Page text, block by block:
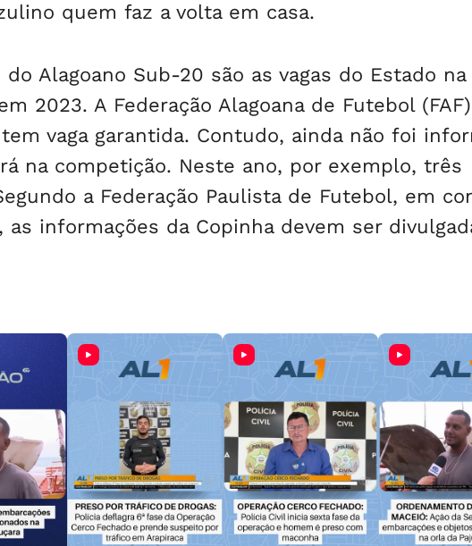
quem faz a volta em casa.
Alagoano Sub-20 são as vagas do Estado na
2023. A Federação Alagoana de Futebol
vaga garantida. Contudo, ainda não foi
na competição. Neste ano, por exemplo, três
a Federação Paulista de Futebol, em
, as informações da Copinha devem ser